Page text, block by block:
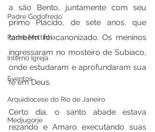
Padre Godofredo
Padre Mottinha
Interno Igreja
Eventos
Arquidiocese do Rio de Janeiro
Medjugorje
a são Bento, juntamente com seu
primo Plácido, de sete anos, que
também foi canonizado. Os meninos
ingressaram no mosteiro de Subiaco,
onde estudaram e aprofundaram sua
fé em Deus.
Certo dia, o santo abade estava
rezando e Amaro executando suas